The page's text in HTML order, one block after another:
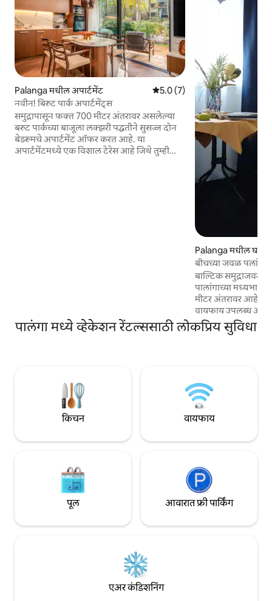
Palanga मधील अपार्टमेंट 5 पैकी 5.0 सरासरी रेटिंग, 7 रिव्ह्यूज
5.0 (7)
नवीन! बिरुट पार्क अपार्टमेंट्स
समुद्रापासून फक्त 700 मीटर अंतरावर असलेल्या
बरुट पार्कच्या बाजूला लक्झरी पद्धतीने सुसज्ज दोन
बेडरूमचे अपार्टमेंट ऑफर करत आहे. या
अपार्टमेंटमध्ये एक विशाल टेरेस आहे जिथे तुम्ही
Palanga मधील घर
बीचच्या जवळ पलांगा
गेस्ट्ससाठी
बाल्टिक समुद्राजवळील
पालांगाच्या
मीटर अंतरावर आहे.
वायफाय उपलब्ध आहे. चार रूम्सच्या घरात एक
बाथरूम, एक किचन
एक उबदार लायब्ररी
सेंटरपासून 600 मीटर
विमानतळापासून 5
पालंगा मध्ये व्हेकेशन रेंटल्ससाठी लोकप्रिय सुविधा
किचन वायफाय
पूल आवारात फ्री पार्किंग
एअर कंडिशनिंग